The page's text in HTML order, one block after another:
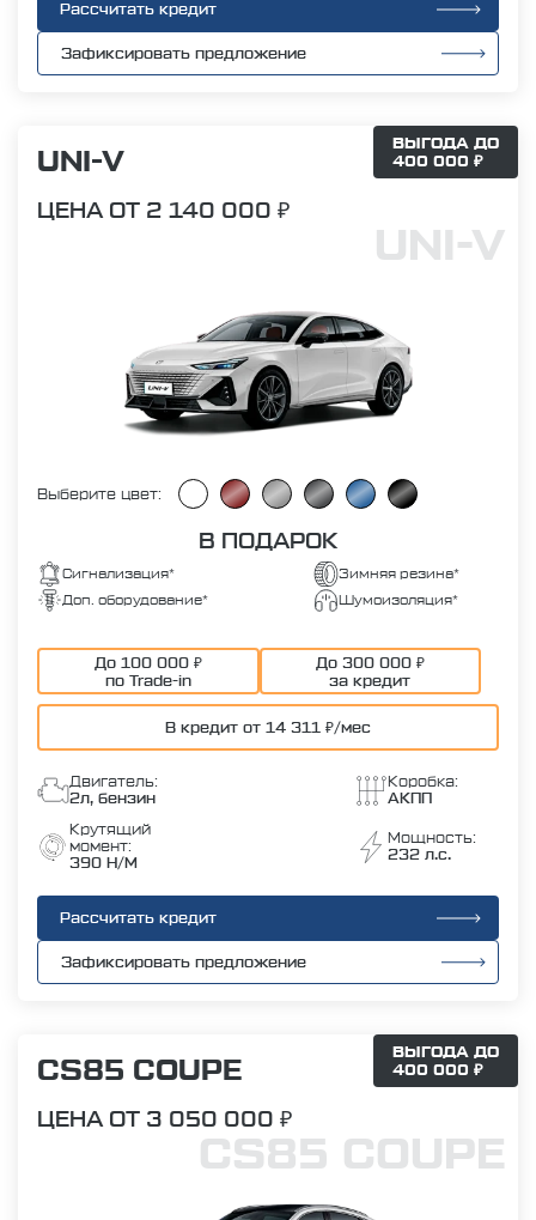
Рассчитать кредит
Зафиксировать предложение
UNI-V
ЦЕНА ОТ 2 140 000 ₽
Выберите цвет:
UNI-V
В ПОДАРОК
Сигнализация*
Зимняя резина*
Доп. оборудование*
Шумоизоляция*
До 100 000 ₽
по Trade-in
До 300 000 ₽
за кредит
В кредит от 14 311 ₽/мес
Двигатель:
2л, бензин
Коробка:
АКПП
Крутящий
момент:
390 Н/М
Мощность:
232 л.с.
Рассчитать кредит
Зафиксировать предложение
ВЫГОДА ДО
400 000 ₽
CS85 COUPE
ЦЕНА ОТ 3 050 000 ₽
CS85 COUPE
ВЫГОДА ДО
400 000 ₽